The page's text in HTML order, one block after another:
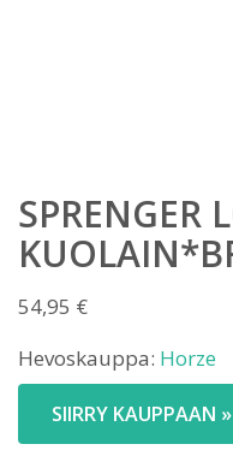
SPRENGER
54,95 €
Hevoskauppa: Horze
SIIRRY KAUPPAAN »